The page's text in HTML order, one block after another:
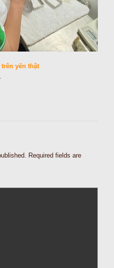
yến thật
Required fields are